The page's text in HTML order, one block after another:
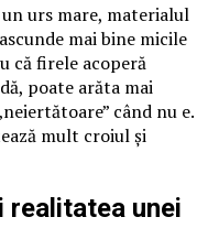
urs mare, materialul
mai bine micile
că firele acoperă
poate arăta mai
când nu e.
mult croiul și
realitatea unei